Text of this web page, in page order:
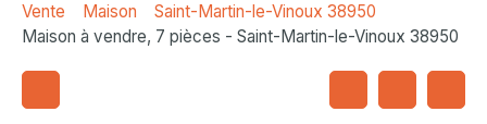
Vente Maison
Saint-Martin-le-Vinoux 38950
Maison à vendre, 7 pièces - Saint-Martin-le-Vinoux 38950